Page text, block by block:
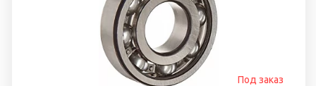
Под заказ